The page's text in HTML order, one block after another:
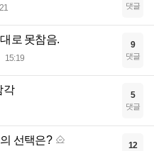
댓글
로 못참음.
15:19
9
댓글
각 5
댓글
선택은? 12